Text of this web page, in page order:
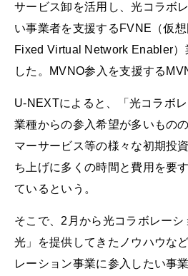
サービス卸を活用し、光コラボ
い事業者を支援するFVNE（仮想
Fixed Virtual Network Enabler）
した。MVNO参入を支援する
U-NEXTによると、「光コラボ
業種からの参入希望が多いもの
マーサービス等の様々な初期投
ち上げに多くの時間と費用を要
ているという。
そこで、2月から光コラボレー
光」を提供してきたノウハウな
レーション事業に参入したい事